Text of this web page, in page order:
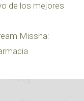
de los mejores
Missha: